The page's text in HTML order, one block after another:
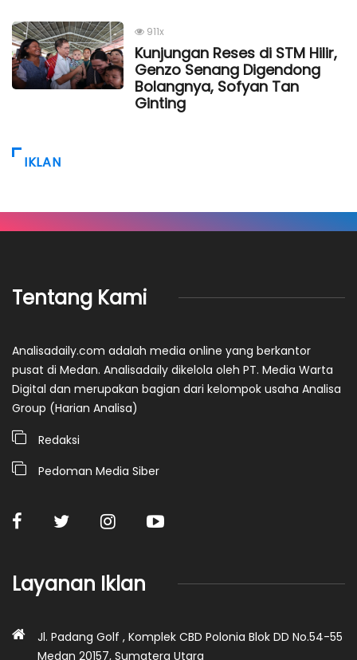
911x
Kunjungan Reses di STM Hilir,
Genzo Senang Digendong
Bolangnya, Sofyan Tan
Ginting
IKLAN
Tentang Kami
Analisadaily.com adalah media online yang berkantor
pusat di Medan. Analisadaily dikelola oleh PT. Media Warta
Digital dan merupakan bagian dari kelompok usaha Analisa
Group (Harian Analisa)
Redaksi
Pedoman Media Siber
Layanan Iklan
Jl. Padang Golf , Komplek CBD Polonia Blok DD No.54-55
Medan 20157, Sumatera Utara